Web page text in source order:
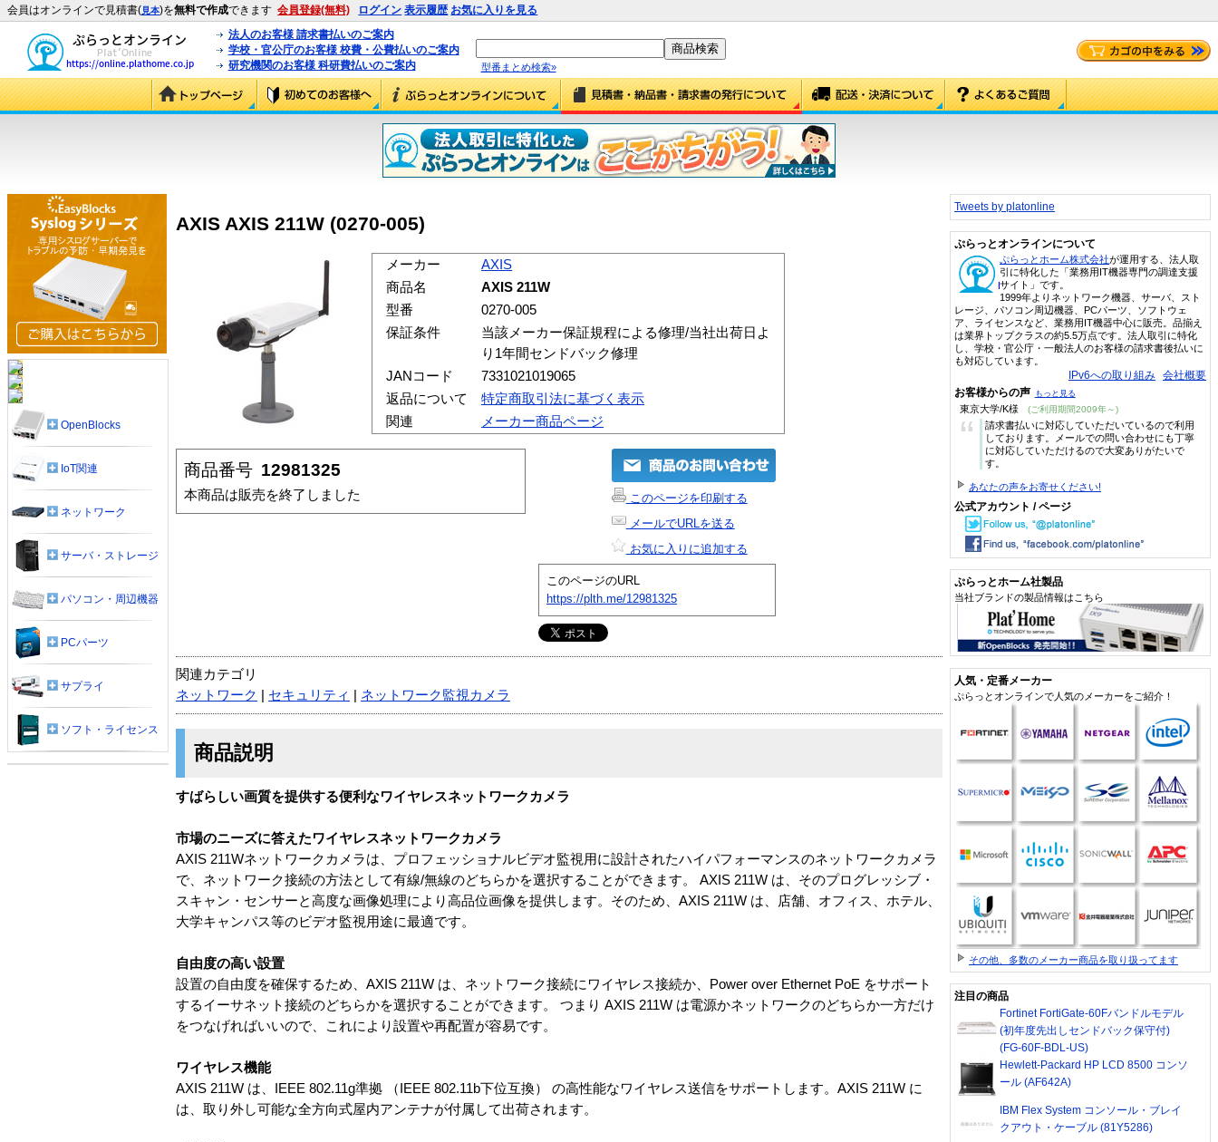
会員はオンラインで見積書(見本)を無料で作成できます 会員登録(無料) ログイン 表示履歴 お気に入りを見る
法人のお客様 請求書払いのご案内
学校・官公庁のお客様 校費・公費払いのご案内
研究機関のお客様 科研費払いのご案内
型番まとめ検索»
AXIS AXIS 211W (0270-005)
メーカー
AXIS
商品名
AXIS 211W
型番
0270-005
保証条件
当該メーカー保証規程による修理/当社出荷日よ
り1年間センドバック修理
JANコード
7331021019065
返品について
特定商取引法に基づく表示
関連
メーカー商品ページ
商品番号 12981325
本商品は販売を終了しました
このページを印刷する
メールでURLを送る
お気に入りに追加する
このページのURL
https://plth.me/12981325
関連カテゴリ
ネットワーク
セキュリティ ネットワーク監視カメラ
商品説明
すばらしい画質を提供する便利なワイヤレスネットワークカメラ
市場のニーズに答えたワイヤレスネットワークカメラ
AXIS 211Wネットワークカメラは、プロフェッショナルビデオ監視用に設計されたハイパフォーマンスのネットワークカメラ
で、ネットワーク接続の方法として有線/無線のどちらかを選択することができます。 AXIS 211W は、そのプログレッシブ・
スキャン・センサーと高度な画像処理により高品位画像を提供します。そのため、AXIS 211W は、店舗、オフィス、ホテル、
大学キャンパス等のビデオ監視用途に最適です。
自由度の高い設置
設置の自由度を確保するため、AXIS 211W は、ネットワーク接続にワイヤレス接続か、Power over Ethernet PoE をサポート
するイーサネット接続のどちらかを選択することができます。 つまり AXIS 211W は電源かネットワークのどちらか一方だけ
をつなげればいいので、これにより設置や再配置が容易です。
ワイヤレス機能
AXIS 211W は、IEEE 802.11g準拠 （IEEE 802.11b下位互換） の高性能なワイヤレス送信をサポートします。AXIS 211W に
は、取り外し可能な全方向式屋内アンテナが付属して出荷されます。
OpenBlocks
IoT関連
ネットワーク
サーバ・ストレージ
パソコン・周辺機器
PCパーツ
サプライ
ソフト・ライセンス
Tweets by platonline
ぷらっとオンラインについて
ぷらっとホーム株式会社が運用する、法人取
引に特化した「業務用IT機器専門の調達支援
サイト」です。
1999年よりネットワーク機器、サーバ、スト
レージ、パソコン周辺機器、PCパーツ、ソフトウェ
ア、ライセンスなど、業務用IT機器中心に販売。品揃え
は業界トップクラスの約5.5万点です。法人取引に特化
し、学校・官公庁・一般法人のお客様の請求書後払いに
も対応しています。
IPv6への取り組み 会社概要
お客様からの声 もっと見る
東京大学/K様 (ご利用期間2009年～)
“
請求書払いに対応していただいているので利用
しております。メールでの問い合わせにも丁寧
に対応していただけるので大変ありがたいで
す。
あなたの声をお寄せください!
公式アカウント / ページ
ぷらっとホーム社製品
当社ブランドの製品情報はこちら
人気・定番メーカー
ぷらっとオンラインで人気のメーカーをご紹介！
その他、多数のメーカー商品を取り扱ってます
注目の商品
Fortinet FortiGate-60Fバンドルモデル
(初年度先出しセンドバック保守付)
(FG-60F-BDL-US)
Hewlett-Packard HP LCD 8500 コンソ
ール (AF642A)
IBM Flex System コンソール・ブレイ
クアウト・ケーブル (81Y5286)